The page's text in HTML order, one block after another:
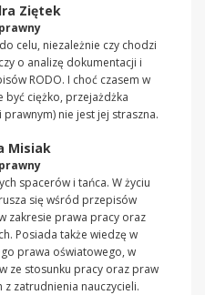
Ziętek
celu, niezależnie czy chodzi
o analizę dokumentacji i
RODO. I choć czasem w
być ciężko, przejażdżka
nie jest jej straszna.
Misiak
spacerów i tańca. W życiu
się wśród przepisów
zakresie prawa pracy oraz
Posiada także wiedzę w
prawa oświatowego, w
ze stosunku pracy oraz praw
zatrudnienia nauczycieli.